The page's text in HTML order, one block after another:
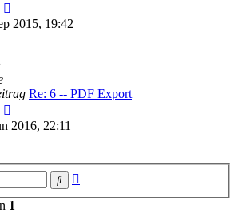
Beitrag
2015, 19:42
Re: 6 -- PDF Export
Beitrag
2016, 22:11
Suche
1